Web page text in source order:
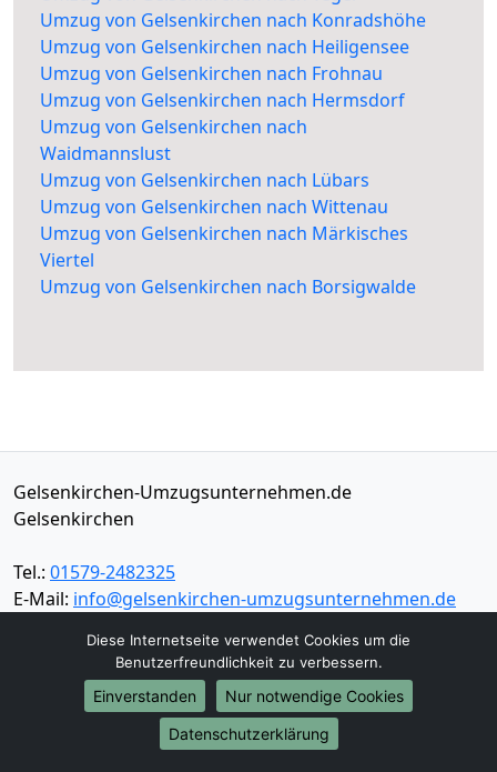
Umzug von Gelsenkirchen nach Konradshöhe
Umzug von Gelsenkirchen nach Heiligensee
Umzug von Gelsenkirchen nach Frohnau
Umzug von Gelsenkirchen nach Hermsdorf
Umzug von Gelsenkirchen nach
Waidmannslust
Umzug von Gelsenkirchen nach Lübars
Umzug von Gelsenkirchen nach Wittenau
Umzug von Gelsenkirchen nach Märkisches
Viertel
Umzug von Gelsenkirchen nach Borsigwalde
Gelsenkirchen-Umzugsunternehmen.de
Gelsenkirchen
Tel.: 01579-2482325
E-Mail: info@gelsenkirchen-umzugsunternehmen.de
Öffnungszeiten:Mo - Sa: 08:30 - 16:30 Uhr
Impressum
Diese Internetseite verwendet Cookies um die
Benutzerfreundlichkeit zu verbessern.
Einverstanden
Nur notwendige Cookies
Datenschutzerklärung